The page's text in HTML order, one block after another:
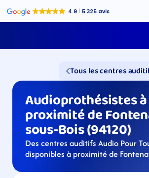
Tous les centres
Audioprothésistes à
proximité de
sous-Bois (94120)
Des centres auditifs Audio Pour
disponibles à proximité de